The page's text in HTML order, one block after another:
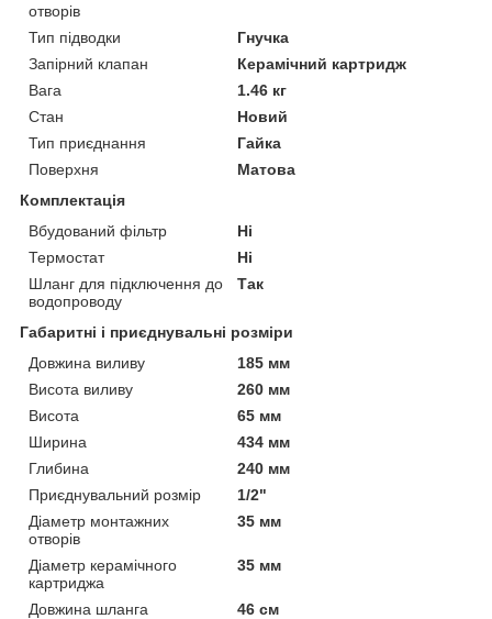
отворів
Тип підводки
Гнучка
Запірний клапан
Керамічний картридж
Вага
1.46 кг
Стан
Новий
Тип приєднання
Гайка
Поверхня
Матова
Комплектація
Вбудований фільтр
Ні
Термостат
Ні
Шланг для підключення до
водопроводу
Так
Габаритні і приєднувальні розміри
Довжина виливу
185 мм
Висота виливу
260 мм
Висота
65 мм
Ширина
434 мм
Глибина
240 мм
Приєднувальний розмір
1/2"
Діаметр монтажних
отворів
35 мм
Діаметр керамічного
картриджа
35 мм
Довжина шланга 46 см